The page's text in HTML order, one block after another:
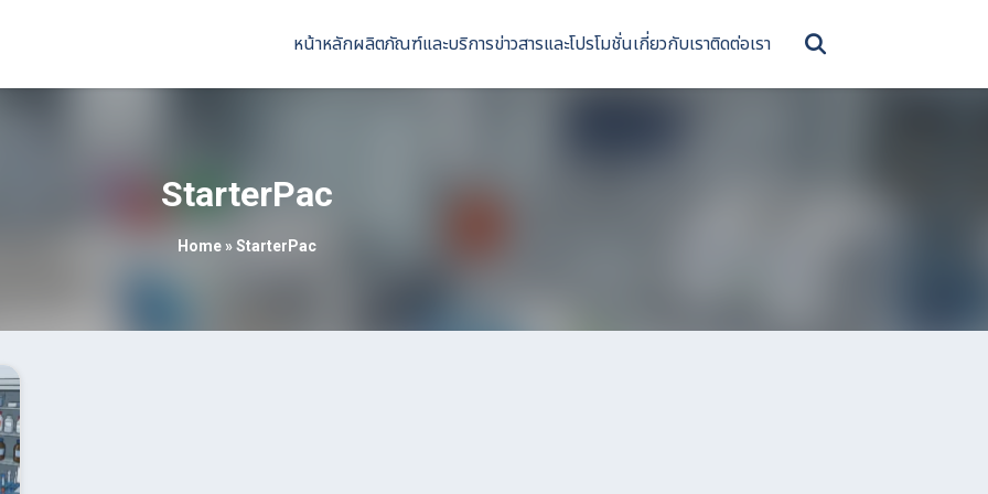
หน้าหลักผลิตภัณฑ์และบริการข่าวสารและโปรโมชั่นเกี่ยวกับเราติดต่อเรา
StarterPac
Home »StarterPac